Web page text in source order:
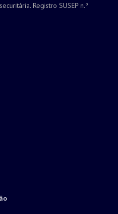
Registro SUSEP n.º